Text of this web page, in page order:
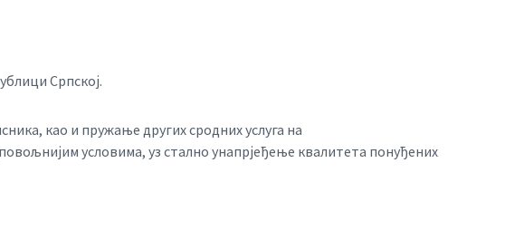
Српској.
као и пружање других сродних услуга на
условима, уз стално унапрјеђење квалитета понуђених